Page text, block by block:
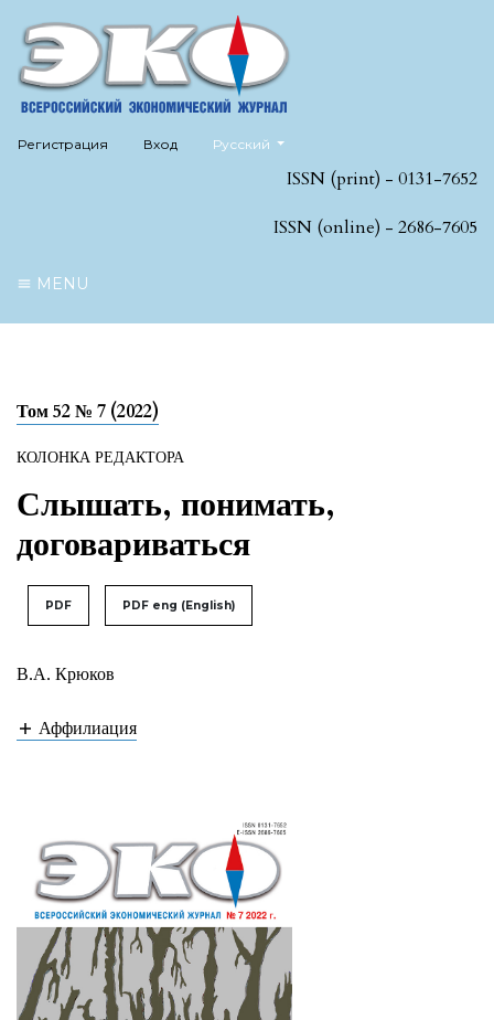
Регистрация Вход Русский
ISSN (print) - 0131-7652
ISSN (online) - 2686-7605
MENU
Том 52 № 7 (2022)
КОЛОНКА РЕДАКТОРА
Слышать, понимать,
договариваться
PDF PDF eng (English)
В.А. Крюков
Аффилиация